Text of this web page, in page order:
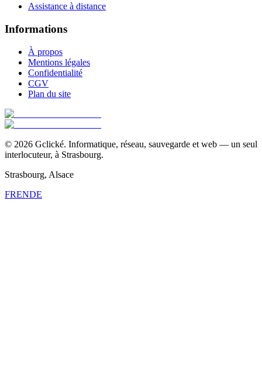
Assistance à distance
Informations
À propos
Mentions légales
Confidentialité
CGV
Plan du site
© 2026 Gclické. Informatique, réseau, sauvegarde et web — un seul
interlocuteur, à Strasbourg.
Strasbourg, Alsace
FRENDE